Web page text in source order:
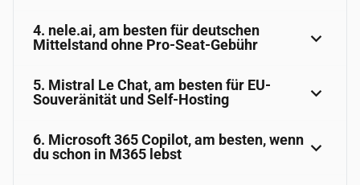
4. nele.ai, am besten für deutschen
Mittelstand ohne Pro-Seat-Gebühr
5. Mistral Le Chat, am besten für EU-
Souveränität und Self-Hosting
6. Microsoft 365 Copilot, am besten, wenn
du schon in M365 lebst